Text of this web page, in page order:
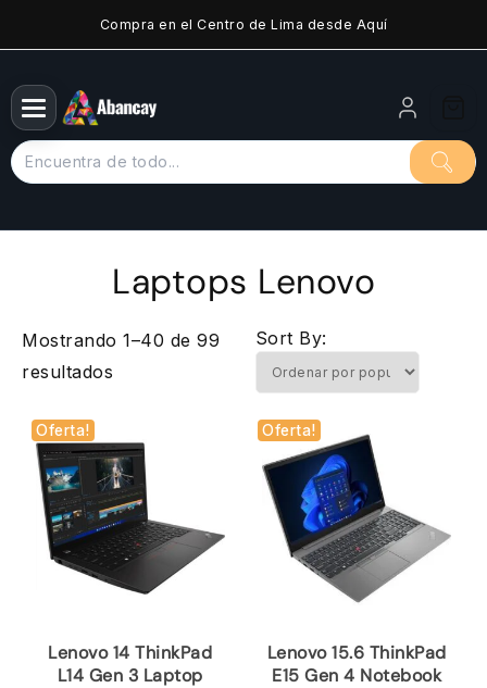
Compra en el Centro de Lima desde Aquí
Laptops Lenovo
Mostrando 1–40 de 99
resultados
Sort By:
Oferta!
Lenovo 14 ThinkPad
L14 Gen 3 Laptop
Oferta!
Lenovo 15.6 ThinkPad
E15 Gen 4 Notebook